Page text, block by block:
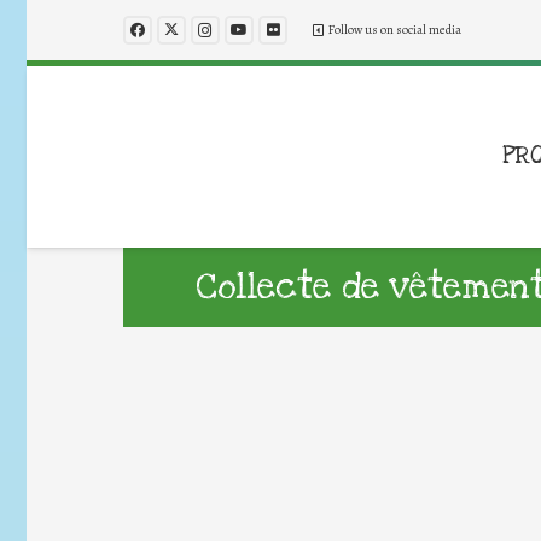
Follow us on social media
Collecte de